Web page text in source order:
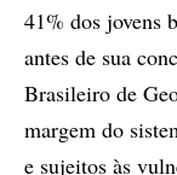
41% dos jovens
antes de sua
Brasileiro de
margem do
e sujeitos às